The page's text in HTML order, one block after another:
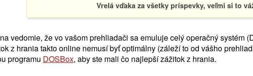
Vrelá vďaka za všetky príspevky, veľmi si to
vedomie, že vo vašom prehliadači sa emuluje celý operačný systém
z hrania takto online nemusí byť optimálny (záleží to od vášho
programu DOSBox, aby ste mali čo najlepší zážitok z hrania.